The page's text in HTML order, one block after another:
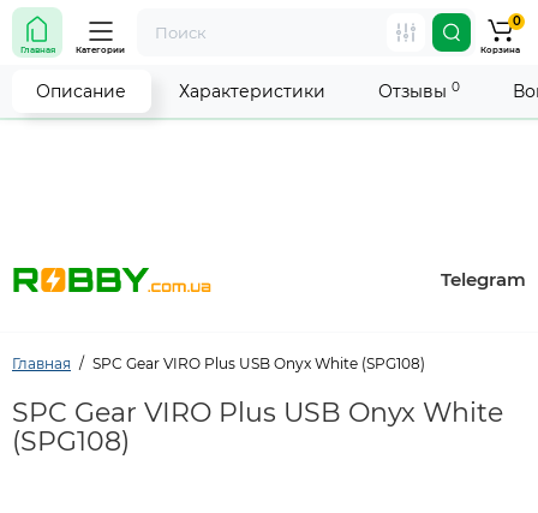
Внимание! Работа магазина временно приостановлена.
Мы делаем всё возможное, чтобы возобновить прием
заказов как можно скорее.
Telegram
Главная Категории
0
Корзина
Главная SPC Gear VIRO Plus USB Onyx White (SPG108)
SPC Gear VIRO Plus USB Onyx White
(SPG108)
Описание Характеристики Отзывы 0